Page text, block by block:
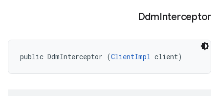
DdmInterceptor
public DdmInterceptor (ClientImpl client)